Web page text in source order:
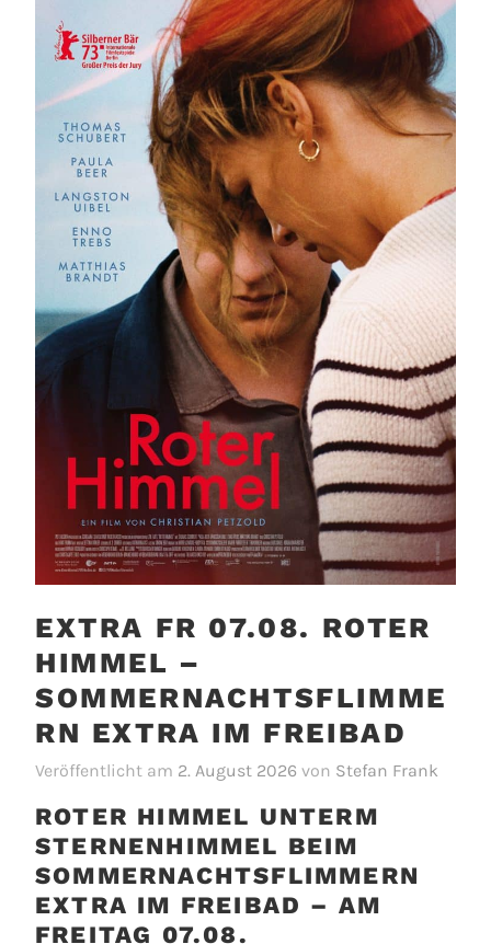
EXTRA FR 07.08. ROTER
HIMMEL –
SOMMERNACHTSFLIMME
RN EXTRA IM FREIBAD
Veröffentlicht am 2. August 2026 von Stefan Frank
ROTER HIMMEL UNTERM
STERNENHIMMEL BEIM
SOMMERNACHTSFLIMMERN
EXTRA IM FREIBAD – AM
FREITAG 07.08.